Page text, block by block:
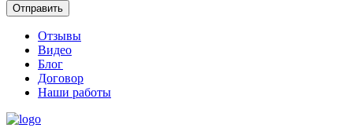
Отзывы
Видео
Блог
Договор
Наши работы